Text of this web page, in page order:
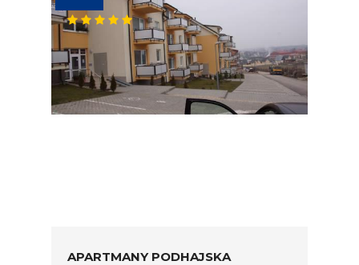
APARTMANY PODHAJSKA